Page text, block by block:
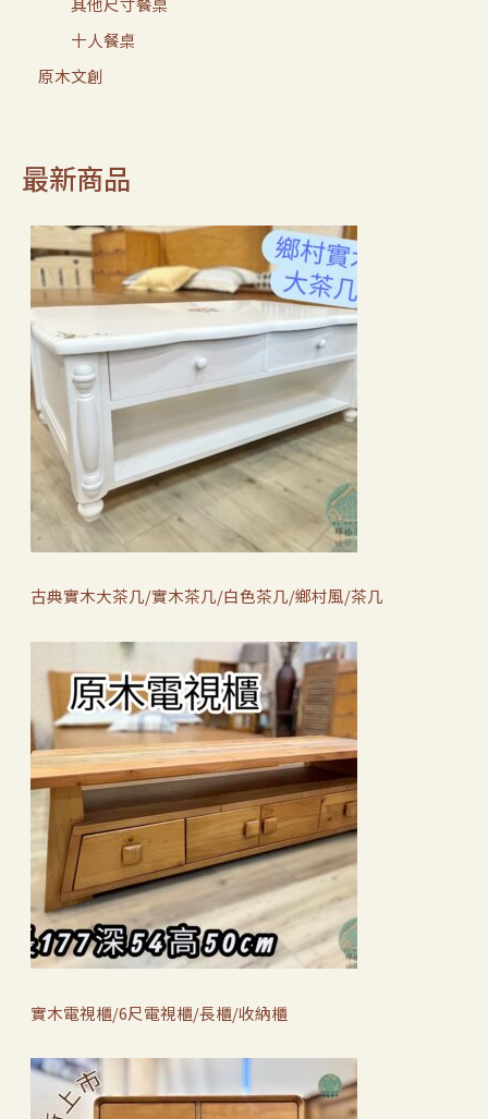
十人餐桌
原木文創
最新商品
古典實木大茶几/實木茶几/白色茶几/鄉村風/茶几
實木電視櫃/6尺電視櫃/長櫃/收納櫃